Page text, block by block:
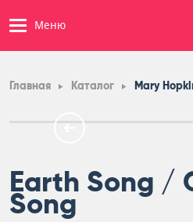
Меню
Главная Каталог Mary
Earth Song /
Song